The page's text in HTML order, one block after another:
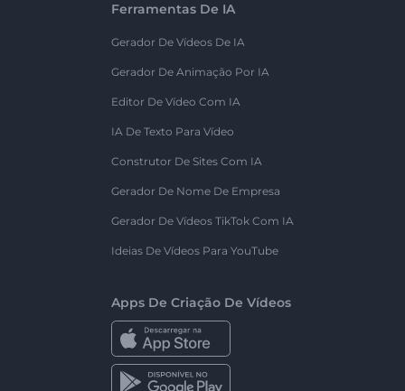
Ferramentas De IA
Gerador De Vídeos De IA
Gerador De Animação Por IA
Editor De Vídeo Com IA
IA De Texto Para Vídeo
Construtor De Sites Com IA
Gerador De Nome De Empresa
Gerador De Vídeos TikTok Com IA
Ideias De Vídeos Para YouTube
Apps De Criação De Vídeos